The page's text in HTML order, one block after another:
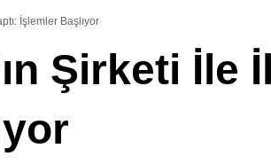
İşlemler Başlıyor
Şirketi İle